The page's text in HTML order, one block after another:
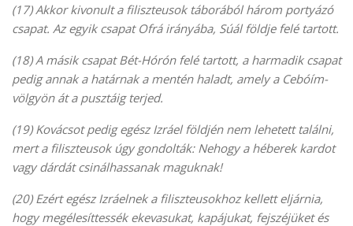
(17) Akkor kivonult a filiszteusok táborából három portyázó
csapat. Az egyik csapat Ofrá irányába, Súál földje felé tartott.
(18) A másik csapat Bét-Hórón felé tartott, a harmadik csapat
pedig annak a határnak a mentén haladt, amely a Cebóím-
völgyön át a pusztáig terjed.
(19) Kovácsot pedig egész Izráel földjén nem lehetett találni,
mert a filiszteusok úgy gondolták: Nehogy a héberek kardot
vagy dárdát csinálhassanak maguknak!
(20) Ezért egész Izráelnek a filiszteusokhoz kellett eljárnia,
hogy megélesíttessék ekevasukat, kapájukat, fejszéjüket és